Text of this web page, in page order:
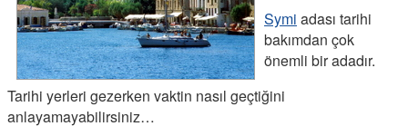
Symi adası tarihi
bakımdan çok
önemli bir adadır.
Tarihi yerleri gezerken vaktin nasıl geçtiğini
anlayamayabilirsiniz…